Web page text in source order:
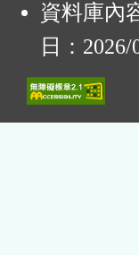
資料庫內
日：2026/